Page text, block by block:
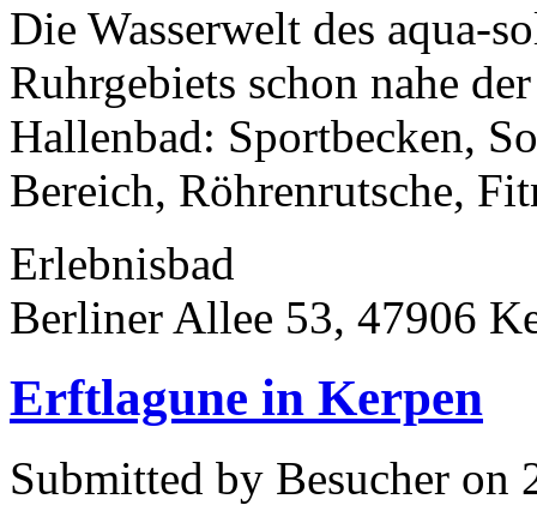
Die Wasserwelt des aqua-
Ruhrgebiets schon nahe
Hallenbad: Sportbecken,
Bereich, Röhrenrutsche,
Erlebnisbad
Berliner Allee 53, 47906
Erftlagune in Kerpen
Submitted by Besucher on